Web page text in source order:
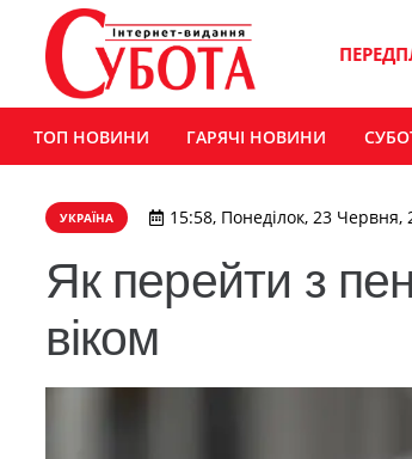
ТОП НОВИНИ ГАРЯЧІ НОВИНИ
УКРАЇНА 15:58, Понеділок, 23 Червня,
Як перейти з
віком